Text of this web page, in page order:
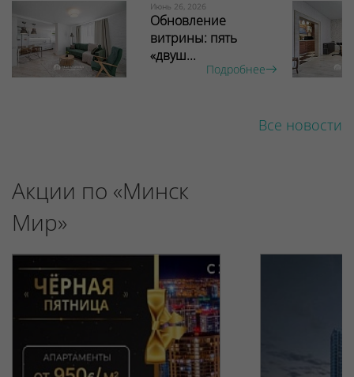
Июнь 26, 2026
Обновление
витрины: пять
«двуш...
Подробнее
Все новости
Акции по «Минск
Мир»